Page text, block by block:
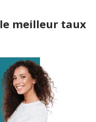
le meilleur taux